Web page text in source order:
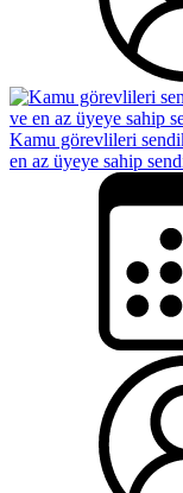
Kamu görevlileri
en az üyeye sahip